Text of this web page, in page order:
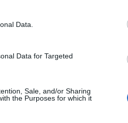
Data.
Data for Targeted
Sale, and/or Sharing
the Purposes for which it
3